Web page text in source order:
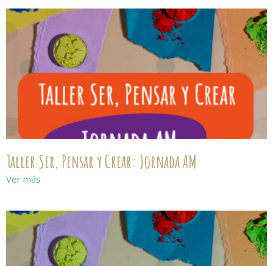
Taller Ser, Pensar y Crear: Jornada AM
Ver más